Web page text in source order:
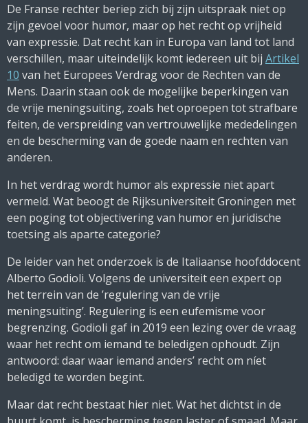
De Franse rechter beriep zich bij zijn uitspraak niet op
zijn gevoel voor humor, maar op het recht op vrijheid
van expressie. Dat recht kan in Europa van land tot land
verschillen, maar uiteindelijk komt iedereen uit bij Artikel
10 van het Europees Verdrag voor de Rechten van de
Mens. Daarin staan ook de mogelijke beperkingen van
de vrije meningsuiting, zoals het oproepen tot strafbare
feiten, de verspreiding van vertrouwelijke mededelingen
en de bescherming van de goede naam en rechten van
anderen.
In het verdrag wordt humor als expressie niet apart
vermeld. Wat beoogt de Rijksuniversiteit Groningen met
een poging tot objectivering van humor en juridische
toetsing als aparte categorie?
De leider van het onderzoek is de Italiaanse hoofddocent
Alberto Godioli. Volgens de universiteit een expert op
het terrein van de ’regulering van de vrije
meningsuiting’. Regulering is een eufemisme voor
begrenzing. Godioli gaf in 2019 een lezing over de vraag
waar het recht om iemand te beledigen ophoudt. Zijn
antwoord: daar waar iemand anders’ recht om níet
beledigd te worden begint.
Maar dat recht bestaat hier niet. Wat het dichtst in de